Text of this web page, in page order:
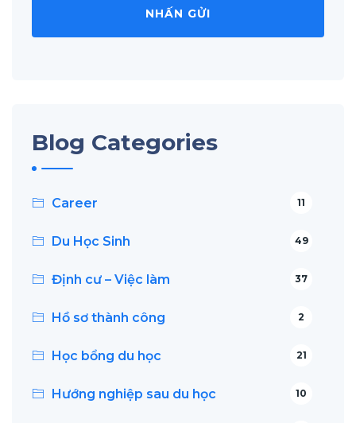
Blog Categories
Career 11
Du Học Sinh 49
Định cư – Việc làm 37
Hồ sơ thành công 2
Học bổng du học 21
Hướng nghiệp sau du học 10